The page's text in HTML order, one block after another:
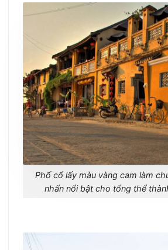
Phố cổ lấy màu vàng cam làm
nhấn nổi bật cho tổng thể